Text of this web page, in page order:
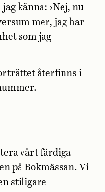
känna: ›Nej, nu
mer, jag har
som jag
återfinns i
vårt färdiga
på Bokmässan. Vi
stiligare